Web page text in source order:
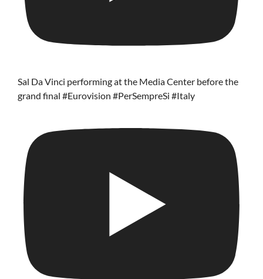
Sal Da Vinci performing at the Media Center before the
grand final #Eurovision #PerSempreSi #Italy